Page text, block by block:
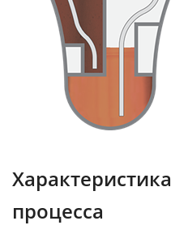
Характеристика
процесса